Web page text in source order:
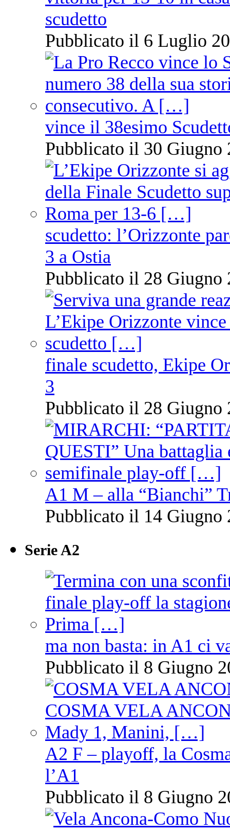
scudetto
Pubblicato il 6 Luglio
vince il 38esimo
Pubblicato il 30 Giugno
scudetto: l’Orizzonte
3 a Ostia
Pubblicato il 28 Giugno
finale scudetto, Ekipe
3
Pubblicato il 28 Giugno
A1 M – alla “Bianchi”
Pubblicato il 14 Giugno
Serie A2
ma non basta: in A1 ci
Pubblicato il 8 Giugno
A2 F – playoff, la
l’A1
Pubblicato il 8 Giugno